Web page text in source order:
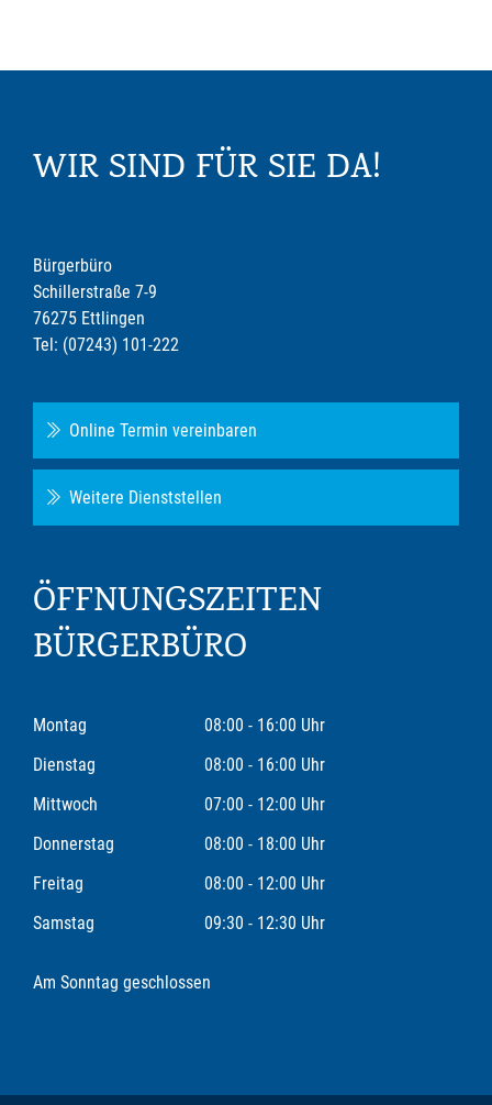
WIR SIND FÜR SIE DA!
Bürgerbüro
Schillerstraße 7-9
76275 Ettlingen
Tel: (07243) 101-222
Online Termin vereinbaren
Weitere Dienststellen
ÖFFNUNGSZEITEN
BÜRGERBÜRO
Montag
08:00 - 16:00 Uhr
Dienstag
08:00 - 16:00 Uhr
Mittwoch
07:00 - 12:00 Uhr
Donnerstag
08:00 - 18:00 Uhr
Freitag
08:00 - 12:00 Uhr
Samstag
09:30 - 12:30 Uhr
Am Sonntag geschlossen